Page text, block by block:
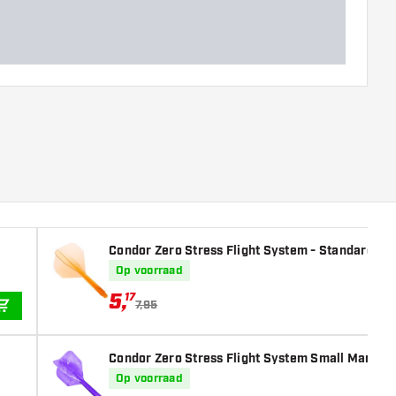
Condor Zero Stress Flight System - Standard
Op voorraad
5,17
7,95
Condor Zero Stress Flight System Small Marble
Op voorraad